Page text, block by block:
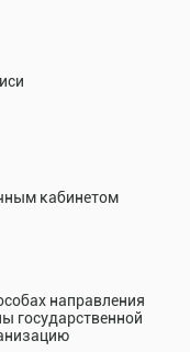
кабинетом
направления
государственной